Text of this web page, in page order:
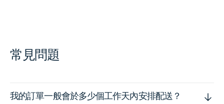
常見問題
我的訂單一般會於多少個工作天內安排配送？